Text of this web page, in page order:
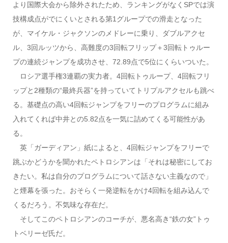
より国際大会から除外されたため、ランキングがなくSPでは演
技構成点がでにくいとされる第1グループでの滑走となった
が、マイケル・ジャクソンのメドレーに乗り、ダブルアクセ
ル、3回ルッツから、高難度の3回転フリップ＋3回転トゥルー
プの連続ジャンプを成功させ、72.89点で5位にくらいついた。
ロシア選手権3連覇の実力者。4回転トゥループ、4回転フリ
ップと2種類の“最終兵器”を持っていてトリプルアクセルも跳べ
る。基礎点の高い4回転ジャンプをフリーのプログラムに組み
入れてくれば中井との5.82点を一気に詰めてくる可能性があ
る。
英「ガーディアン」紙によると、4回転ジャンプをフリーで
跳ぶかどうかを聞かれたペトロシアンは「それは秘密にしてお
きたい。私は自分のプログラムについて話さない主義なので」
と煙幕を張った。おそらく一発逆転をかけ4回転を組み込んで
くるだろう。不気味な存在だ。
そしてこのペトロシアンのコーチが、悪名高き“鉄の女”トゥ
トベリーゼ氏だ。